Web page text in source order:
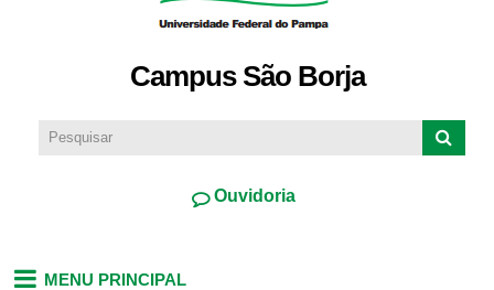
Campus São Borja
Ouvidoria
MENU PRINCIPAL